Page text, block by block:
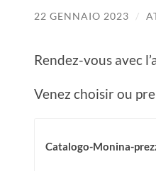
22 GENNAIO 2023 /
Rendez-vous avec
Venez choisir ou
Catalogo-Monina-